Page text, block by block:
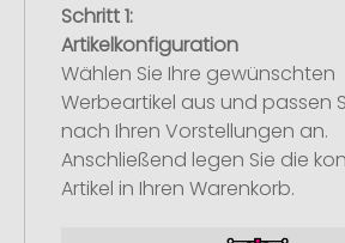
Schritt 1:
Artikelkonfiguration
Wählen Sie Ihre gewünschten
Werbeartikel aus und passen
nach Ihren Vorstellungen an.
Anschließend legen Sie die
Artikel in Ihren Warenkorb.